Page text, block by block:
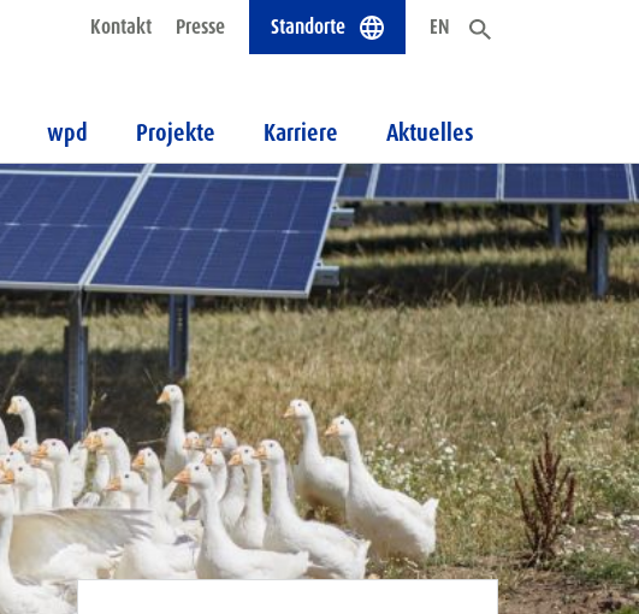
Kontakt Presse Standorte EN
wpd Projekte Karriere Aktuelles